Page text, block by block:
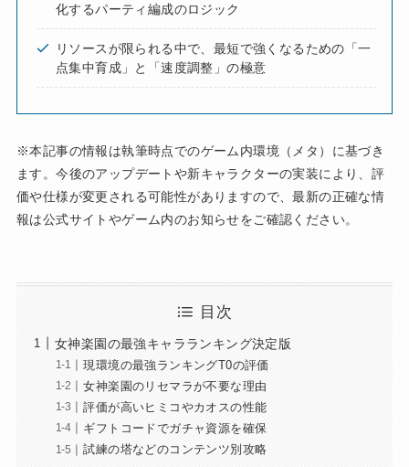
化するパーティ編成のロジック
リソースが限られる中で、最短で強くなるための「一
点集中育成」と「速度調整」の極意
※本記事の情報は執筆時点でのゲーム内環境（メタ）に基づき
ます。今後のアップデートや新キャラクターの実装により、評
価や仕様が変更される可能性がありますので、最新の正確な情
報は公式サイトやゲーム内のお知らせをご確認ください。
目次
女神楽園の最強キャラランキング決定版
現環境の最強ランキングT0の評価
女神楽園のリセマラが不要な理由
評価が高いヒミコやカオスの性能
ギフトコードでガチャ資源を確保
試練の塔などのコンテンツ別攻略